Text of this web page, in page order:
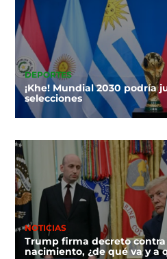
DEPORTES
¡Khe! Mundial 2030 podría
selecciones
NOTICIAS
Trump firma decreto
nacimiento, ¿de qué va y a